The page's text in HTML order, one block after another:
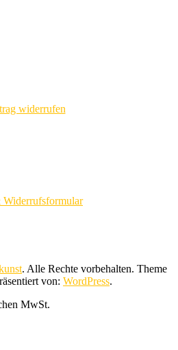
widerrufen
. Alle Rechte vorbehalten. Theme
von: WordPress.
MwSt.